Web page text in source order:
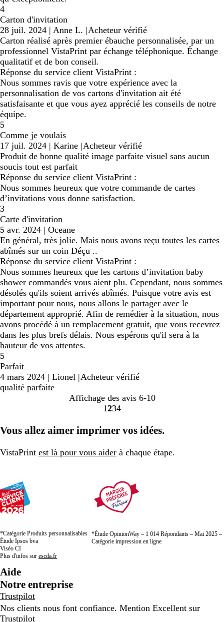
4
Carton d'invitation
28 juil. 2024 | Anne L. |Acheteur vérifié
Carton réalisé après premier ébauche personnalisée, par un
professionnel VistaPrint par échange téléphonique. Échange
qualitatif et de bon conseil.
Réponse du service client VistaPrint :
Nous sommes ravis que votre expérience avec la
personnalisation de vos cartons d'invitation ait été
satisfaisante et que vous ayez apprécié les conseils de notre
équipe.
5
Comme je voulais
17 juil. 2024 | Karine |Acheteur vérifié
Produit de bonne qualité image parfaite visuel sans aucun
soucis tout est parfait
Réponse du service client VistaPrint :
Nous sommes heureux que votre commande de cartes
d’invitations vous donne satisfaction.
3
Carte d'invitation
5 avr. 2024 | Oceane
En général, très jolie. Mais nous avons reçu toutes les cartes
abîmés sur un coin Déçu ..
Réponse du service client VistaPrint :
Nous sommes heureux que les cartons d’invitation baby
shower commandés vous aient plu. Cependant, nous sommes
désolés qu'ils soient arrivés abîmés. Puisque votre avis est
important pour nous, nous allons le partager avec le
département approprié. Afin de remédier à la situation, nous
avons procédé à un remplacement gratuit, que vous recevrez
dans les plus brefs délais. Nous espérons qu'il sera à la
hauteur de vos attentes.
5
Parfait
4 mars 2024 | Lionel |Acheteur vérifié
qualité parfaite
Affichage des avis 6-10
Accéder
la
1 Accéder
la
2Accéder
la
3Accéder
la
4
Vous allez aimer imprimer vos idées.
VistaPrint est là pour vous aider à chaque étape.
*Catégorie Produits personnalisables
Étude Ipsos bva
Viséo CI
Plus d'infos sur escda.fr
*Étude OpinionWay – 1 014 Répondants – Mai 2025 –
Catégorie impression en ligne
Aide
Notre entreprise
Trustpilot
Nos clients nous font confiance. Mention Excellent sur
Trustpilot